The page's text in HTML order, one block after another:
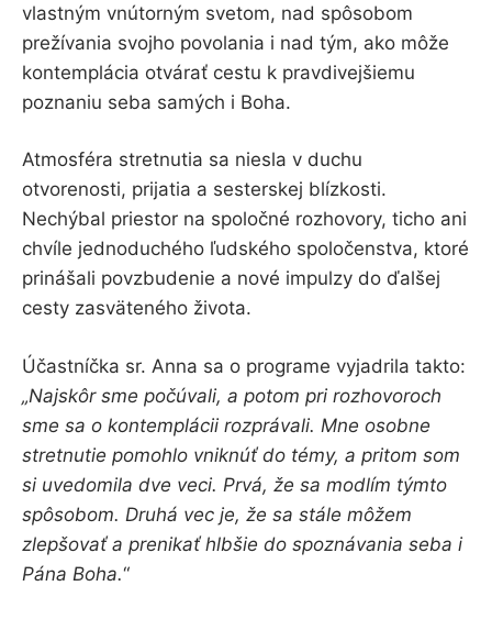
vlastným vnútorným svetom, nad spôsobom
prežívania svojho povolania i nad tým, ako môže
kontemplácia otvárať cestu k pravdivejšiemu
poznaniu seba samých i Boha.
Atmosféra stretnutia sa niesla v duchu
otvorenosti, prijatia a sesterskej blízkosti.
Nechýbal priestor na spoločné rozhovory, ticho ani
chvíle jednoduchého ľudského spoločenstva, ktoré
prinášali povzbudenie a nové impulzy do ďalšej
cesty zasväteného života.
Účastníčka sr. Anna sa o programe vyjadrila takto:
„Najskôr sme počúvali, a potom pri rozhovoroch
sme sa o kontemplácii rozprávali. Mne osobne
stretnutie pomohlo vniknúť do témy, a pritom som
si uvedomila dve veci. Prvá, že sa modlím týmto
spôsobom. Druhá vec je, že sa stále môžem
zlepšovať a prenikať hlbšie do spoznávania seba i
Pána Boha.“